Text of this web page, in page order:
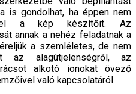
is gondolhat, ha éppen nem
a kép készítőit. Az
annak a nehéz feladatnak a
a szemléletes, de nem
az alagútjelenségről, az
alkotó ionokat övező
való kapcsolatáról.